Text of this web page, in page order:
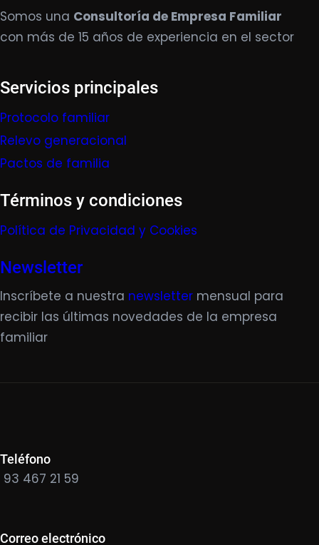
Somos una Consultoría de Empresa Familiar
con más de 15 años de experiencia en el sector
Servicios principales
Protocolo familiar
Relevo generacional
Pactos de familia
Términos y condiciones
Política de Privacidad y Cookies
Newsletter
Inscríbete a nuestra newsletter mensual para
recibir las últimas novedades de la empresa
familiar
Teléfono
93 467 21 59
Correo electrónico